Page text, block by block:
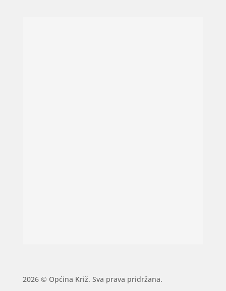
2026 © Općina Križ. Sva prava pridržana.